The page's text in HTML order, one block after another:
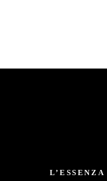
L’ESSENZA